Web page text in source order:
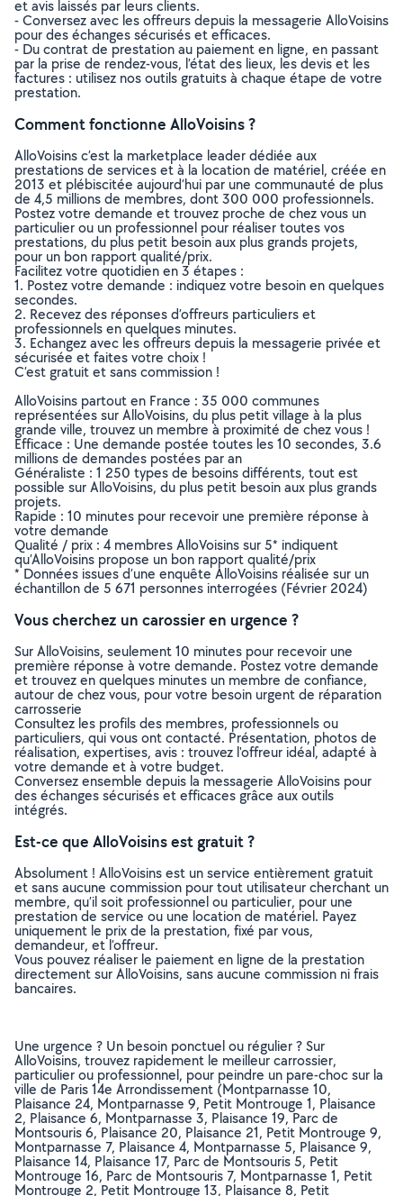
et avis laissés par leurs clients.
- Conversez avec les offreurs depuis la messagerie AlloVoisins
pour des échanges sécurisés et efficaces.
- Du contrat de prestation au paiement en ligne, en passant
par la prise de rendez-vous, l’état des lieux, les devis et les
factures : utilisez nos outils gratuits à chaque étape de votre
prestation.
Comment fonctionne AlloVoisins ?
AlloVoisins c’est la marketplace leader dédiée aux
prestations de services et à la location de matériel, créée en
2013 et plébiscitée aujourd’hui par une communauté de plus
de 4,5 millions de membres, dont 300 000 professionnels.
Postez votre demande et trouvez proche de chez vous un
particulier ou un professionnel pour réaliser toutes vos
prestations, du plus petit besoin aux plus grands projets,
pour un bon rapport qualité/prix.
Facilitez votre quotidien en 3 étapes :
1. Postez votre demande : indiquez votre besoin en quelques
secondes.
2. Recevez des réponses d’offreurs particuliers et
professionnels en quelques minutes.
3. Echangez avec les offreurs depuis la messagerie privée et
sécurisée et faites votre choix !
C’est gratuit et sans commission !
AlloVoisins partout en France : 35 000 communes
représentées sur AlloVoisins, du plus petit village à la plus
grande ville, trouvez un membre à proximité de chez vous !
Efficace : Une demande postée toutes les 10 secondes, 3.6
millions de demandes postées par an
Généraliste : 1 250 types de besoins différents, tout est
possible sur AlloVoisins, du plus petit besoin aux plus grands
projets.
Rapide : 10 minutes pour recevoir une première réponse à
votre demande
Qualité / prix : 4 membres AlloVoisins sur 5* indiquent
qu’AlloVoisins propose un bon rapport qualité/prix
* Données issues d’une enquête AlloVoisins réalisée sur un
échantillon de 5 671 personnes interrogées (Février 2024)
Vous cherchez un carossier en urgence ?
Sur AlloVoisins, seulement 10 minutes pour recevoir une
première réponse à votre demande. Postez votre demande
et trouvez en quelques minutes un membre de confiance,
autour de chez vous, pour votre besoin urgent de réparation
carrosserie
Consultez les profils des membres, professionnels ou
particuliers, qui vous ont contacté. Présentation, photos de
réalisation, expertises, avis : trouvez l'offreur idéal, adapté à
votre demande et à votre budget.
Conversez ensemble depuis la messagerie AlloVoisins pour
des échanges sécurisés et efficaces grâce aux outils
intégrés.
Est-ce que AlloVoisins est gratuit ?
Absolument ! AlloVoisins est un service entièrement gratuit
et sans aucune commission pour tout utilisateur cherchant un
membre, qu’il soit professionnel ou particulier, pour une
prestation de service ou une location de matériel. Payez
uniquement le prix de la prestation, fixé par vous,
demandeur, et l’offreur.
Vous pouvez réaliser le paiement en ligne de la prestation
directement sur AlloVoisins, sans aucune commission ni frais
bancaires.
Une urgence ? Un besoin ponctuel ou régulier ? Sur
AlloVoisins, trouvez rapidement le meilleur carrossier,
particulier ou professionnel, pour peindre un pare-choc sur la
ville de Paris 14e Arrondissement (Montparnasse 10,
Plaisance 24, Montparnasse 9, Petit Montrouge 1, Plaisance
2, Plaisance 6, Montparnasse 3, Plaisance 19, Parc de
Montsouris 6, Plaisance 20, Plaisance 21, Petit Montrouge 9,
Montparnasse 7, Plaisance 4, Montparnasse 5, Plaisance 9,
Plaisance 14, Plaisance 17, Parc de Montsouris 5, Petit
Montrouge 16, Parc de Montsouris 7, Montparnasse 1, Petit
Montrouge 2, Petit Montrouge 13, Plaisance 8, Petit